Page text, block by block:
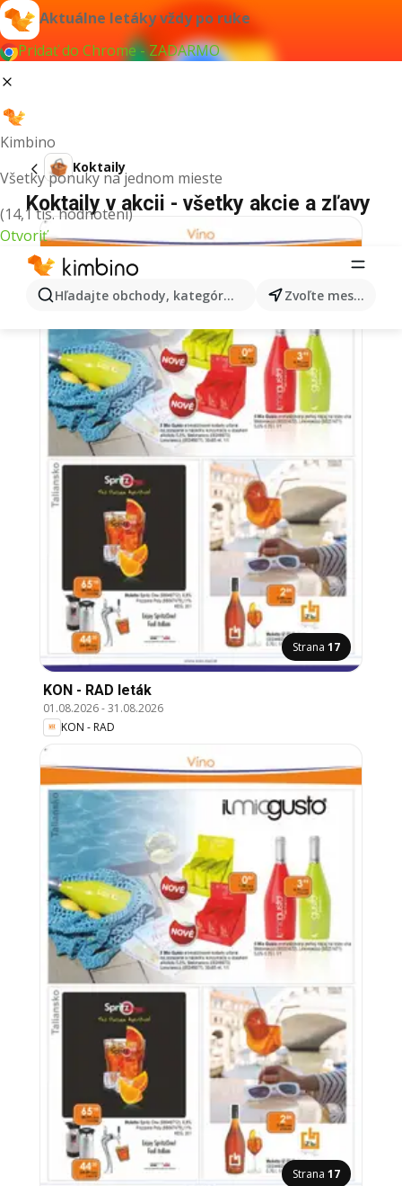
Aktuálne letáky vždy po ruke
Pridať do Chrome - ZADARMO
Kimbino
Všetky ponuky na jednom mieste
(14,1 tis. hodnotení)
Otvoriť
Hľadajte obchody, kategórie, produkty... Zvoľte mesto
Koktaily
Koktaily v akcii - všetky akcie a zľavy
Strana 17
KON - RAD leták
01.08.2026-31.08.2026
KON - RAD
Strana 17